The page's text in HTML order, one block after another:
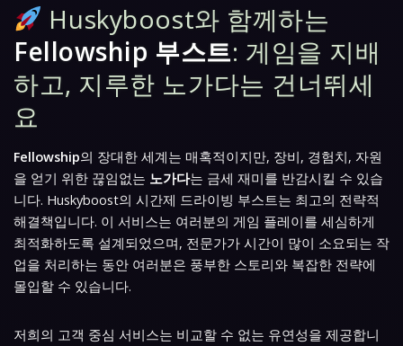
Huskyboost와 함께하는
Fellowship 부스트: 게임을 지배
하고, 지루한 노가다는 건너뛰세
요
Fellowship의 장대한 세계는 매혹적이지만, 장비, 경험치, 자원
을 얻기 위한 끊임없는 노가다는 금세 재미를 반감시킬 수 있습
니다. Huskyboost의 시간제 드라이빙 부스트는 최고의 전략적
해결책입니다. 이 서비스는 여러분의 게임 플레이를 세심하게
최적화하도록 설계되었으며, 전문가가 시간이 많이 소요되는 작
업을 처리하는 동안 여러분은 풍부한 스토리와 복잡한 전략에
몰입할 수 있습니다.
저희의 고객 중심 서비스는 비교할 수 없는 유연성을 제공합니